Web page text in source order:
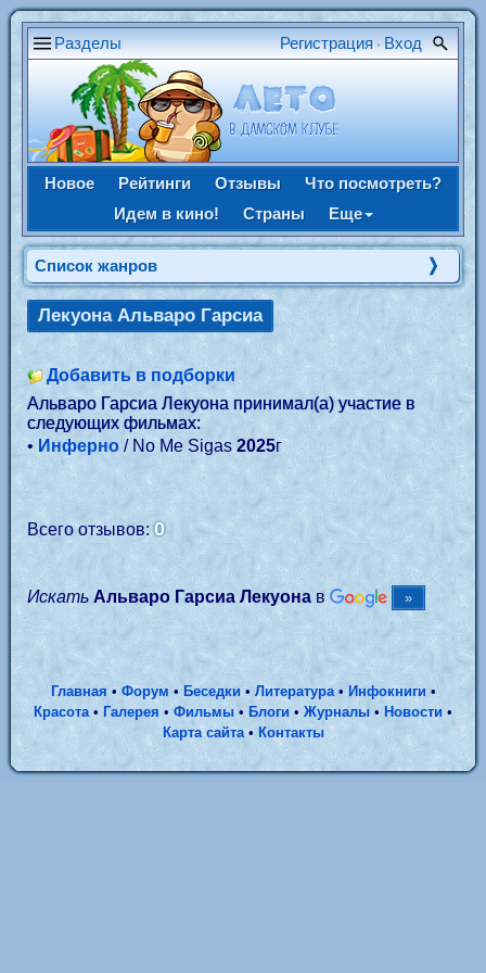
Разделы Регистрация • Вход
Новое Рейтинги Отзывы
Что посмотреть?
Идем в кино!
Страны Еще
Список жанров
Лекуона Альваро Гарсиа
Добавить в подборки
Альваро Гарсиа Лекуона принимал(а) участие в
следующих фильмах:
• Инферно / No Me Sigas2025г
Всего отзывов:0
Искать Альваро Гарсиа Лекуона в
Главная • Форум• Беседки• Литература• Инфокниги•
Красота• Галерея • Фильмы • Блоги • Журналы • Новости •
Карта сайта• Контакты